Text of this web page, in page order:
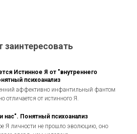
Истинное Я от "внутреннего
психоанализ
аффективно инфантильный фантом
отличается от истинного Я.
нас". Понятный психоанализ
Я личности не прошло эволюцию, оно